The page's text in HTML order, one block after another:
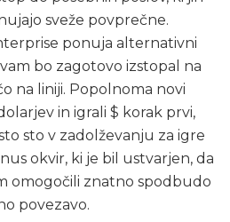
sveže povprečne.
ponuja alternativni
bo zagotovo izstopal na
na liniji. Popolnoma novi
in igrali $ korak prvi,
sto v zadolževanju za igre
okvir, ki je bil ustvarjen, da
omogočili znatno spodbudo
povezavo.